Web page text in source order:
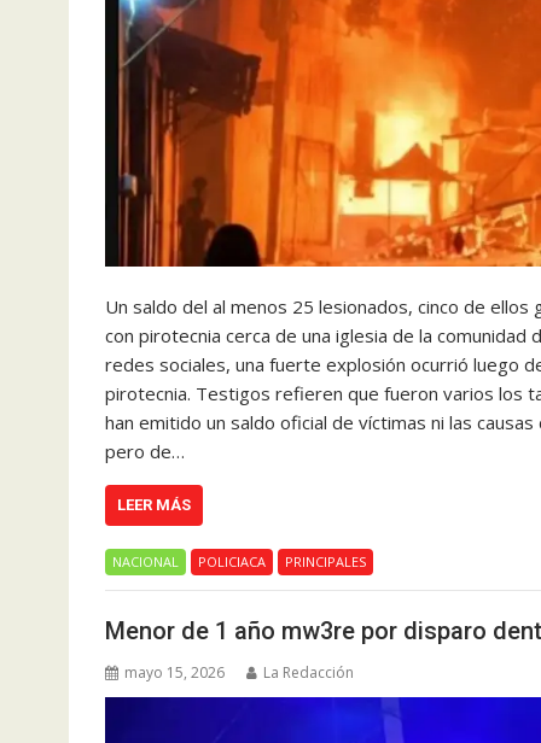
Un saldo del al menos 25 lesionados, cinco de
con pirotecnia cerca de una iglesia de la
redes sociales, una fuerte explosión ocurrió luego
pirotecnia. Testigos refieren que fueron varios los
han emitido un saldo oficial de víctimas ni las
pero de…
LEER MÁS
NACIONAL POLICIACA PRINCIPALES
Menor de 1 año mw3re por disparo
mayo 15, 2026 La Redacción